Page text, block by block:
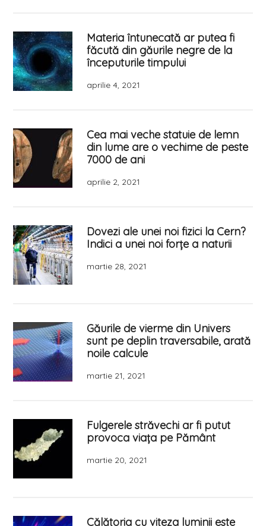
Materia întunecată ar putea fi
făcută din găurile negre de la
începuturile timpului
aprilie 4, 2021
Cea mai veche statuie de lemn
din lume are o vechime de peste
7000 de ani
aprilie 2, 2021
Dovezi ale unei noi fizici la Cern?
Indici a unei noi forțe a naturii
martie 28, 2021
Găurile de vierme din Univers
sunt pe deplin traversabile, arată
noile calcule
martie 21, 2021
Fulgerele străvechi ar fi putut
provoca viaţa pe Pământ
martie 20, 2021
Călătoria cu viteza luminii este